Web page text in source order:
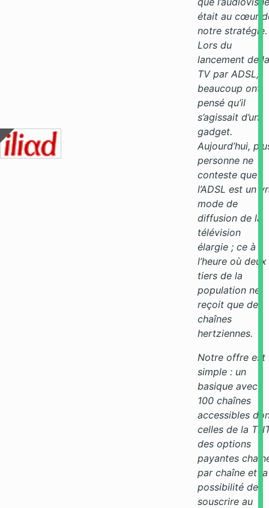
était au cœur
notre stratégie.
Lors du
lancement de la
TV par ADSL,
beaucoup ont
pensé qu’il
s’agissait d’un
gadget.
Aujourd’hui,
personne ne
conteste que
l’ADSL est un
mode de
diffusion de la
télévision
élargie ; ce à
l’heure où deux
tiers de la
population ne
reçoit que des
chaînes
hertziennes.
Notre offre est
simple : un
basique avec
100 chaînes
accessibles
celles de la
des options
payantes
par chaîne et la
possibilité de
souscrire au